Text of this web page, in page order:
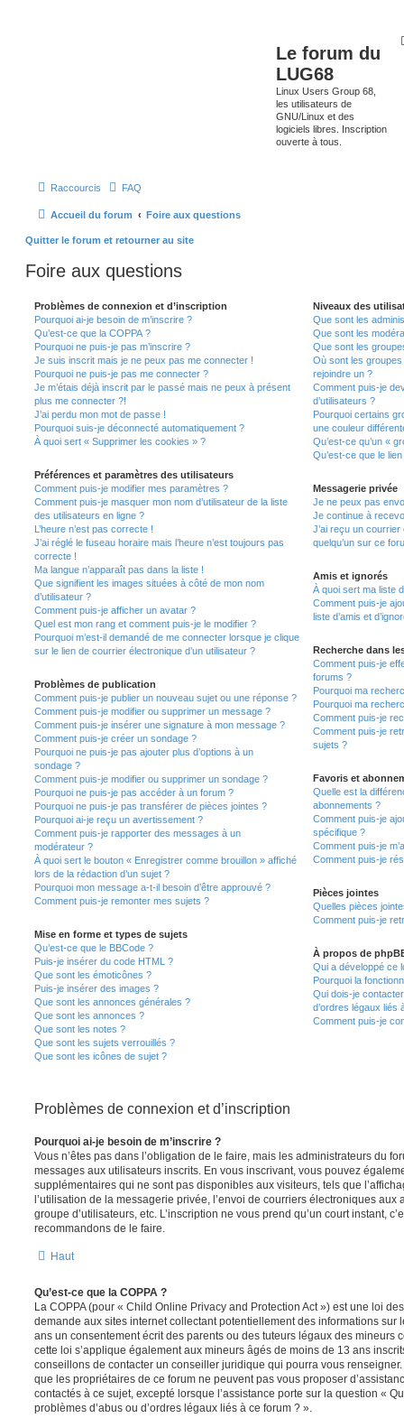
Le forum du
LUG68
Linux Users Group 68,
les utilisateurs de
GNU/Linux et des
logiciels libres. Inscription
ouverte à tous.
Raccourcis FAQ
Accueil du forum Foire aux questions
Quitter le forum et retourner au site
Foire aux questions
Problèmes de connexion et d’inscription
Pourquoi ai-je besoin de m’inscrire ?
Qu’est-ce que la COPPA ?
Pourquoi ne puis-je pas m’inscrire ?
Je suis inscrit mais je ne peux pas me connecter !
Pourquoi ne puis-je pas me connecter ?
Je m’étais déjà inscrit par le passé mais ne peux à présent
plus me connecter ?!
J’ai perdu mon mot de passe !
Pourquoi suis-je déconnecté automatiquement ?
À quoi sert « Supprimer les cookies » ?
Préférences et paramètres des utilisateurs
Comment puis-je modifier mes paramètres ?
Comment puis-je masquer mon nom d’utilisateur de la liste
des utilisateurs en ligne ?
L’heure n’est pas correcte !
J’ai réglé le fuseau horaire mais l’heure n’est toujours pas
correcte !
Ma langue n’apparaît pas dans la liste !
Que signifient les images situées à côté de mon nom
d’utilisateur ?
Comment puis-je afficher un avatar ?
Quel est mon rang et comment puis-je le modifier ?
Pourquoi m’est-il demandé de me connecter lorsque je clique
sur le lien de courrier électronique d’un utilisateur ?
Problèmes de publication
Comment puis-je publier un nouveau sujet ou une réponse ?
Comment puis-je modifier ou supprimer un message ?
Comment puis-je insérer une signature à mon message ?
Comment puis-je créer un sondage ?
Pourquoi ne puis-je pas ajouter plus d’options à un
sondage ?
Comment puis-je modifier ou supprimer un sondage ?
Pourquoi ne puis-je pas accéder à un forum ?
Pourquoi ne puis-je pas transférer de pièces jointes ?
Pourquoi ai-je reçu un avertissement ?
Comment puis-je rapporter des messages à un
modérateur ?
À quoi sert le bouton « Enregistrer comme brouillon » affiché
lors de la rédaction d’un sujet ?
Pourquoi mon message a-t-il besoin d’être approuvé ?
Comment puis-je remonter mes sujets ?
Mise en forme et types de sujets
Qu’est-ce que le BBCode ?
Puis-je insérer du code HTML ?
Que sont les émoticônes ?
Puis-je insérer des images ?
Que sont les annonces générales ?
Que sont les annonces ?
Que sont les notes ?
Que sont les sujets verrouillés ?
Que sont les icônes de sujet ?
Niveaux des
Que sont les
Que sont les
Que sont les
Où sont les groupes
rejoindre un ?
Comment puis-je
d’utilisateurs ?
Pourquoi certains
une couleur
Qu’est-ce qu’un «
Qu’est-ce que le lien
Messagerie privée
Je ne peux pas
Je continue à
J’ai reçu un
quelqu’un sur ce
Amis et ignorés
À quoi sert ma liste
Comment puis-je
liste d’amis et
Recherche dans
Comment puis-je
forums ?
Pourquoi ma
Pourquoi ma
Comment puis-je
Comment puis-je
sujets ?
Favoris et
Quelle est la
abonnements ?
Comment puis-je
spécifique ?
Comment puis-je
Comment puis-je
Pièces jointes
Quelles pièces
Comment puis-je
À propos de
Qui a développé ce
Pourquoi la
Qui dois-je
d’ordres légaux liés
Comment puis-je
Problèmes de connexion et d’inscription
Pourquoi ai-je besoin de m’inscrire ?
Vous n’êtes pas dans l’obligation de le faire, mais les administrateurs du
messages aux utilisateurs inscrits. En vous inscrivant, vous pouvez
supplémentaires qui ne sont pas disponibles aux visiteurs, tels que
l’utilisation de la messagerie privée, l’envoi de courriers électroniques aux
groupe d’utilisateurs, etc. L’inscription ne vous prend qu’un court instant,
recommandons de le faire.
Haut
Qu’est-ce que la COPPA ?
La COPPA (pour « Child Online Privacy and Protection Act ») est une loi
demande aux sites internet collectant potentiellement des informations sur
ans un consentement écrit des parents ou des tuteurs légaux des mineurs
cette loi s’applique également aux mineurs âgés de moins de 13 ans
conseillons de contacter un conseiller juridique qui pourra vous
que les propriétaires de ce forum ne peuvent pas vous proposer
contactés à ce sujet, excepté lorsque l’assistance porte sur la question «
problèmes d’abus ou d’ordres légaux liés à ce forum ? ».